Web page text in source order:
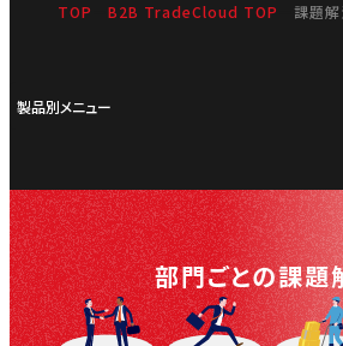
TOP B2B TradeCloud TOP 課題
製品別メニュー
部門ごとの課題